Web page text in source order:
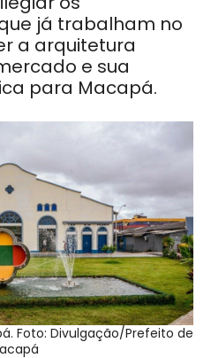
já trabalham no
a arquitetura
e sua
para Macapá.
Foto: Divulgação/Prefeito de